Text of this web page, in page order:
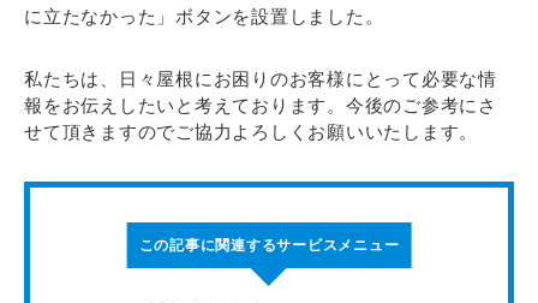
に立たなかった」ボタンを設置しました。
私たちは、日々屋根にお困りのお客様にとって必要な情
報をお伝えしたいと考えております。今後のご参考にさ
せて頂きますのでご協力よろしくお願いいたします。
この記事に関連するサービスメニュー